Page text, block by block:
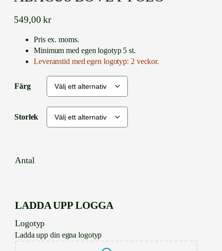
549,00kr
Pris ex. moms.
Minimum med egen logotyp 5 st.
Leveranstid med egen logotyp: 2 veckor.
Färg
Storlek
Antal
LADDA UPP LOGGA
Logotyp
Ladda upp din egna logotyp